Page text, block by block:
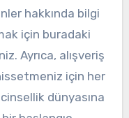
hakkında bilgi
için buradaki
Ayrıca, alışveriş
için her
dünyasına